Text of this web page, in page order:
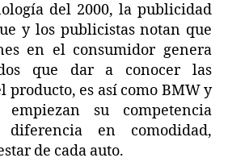
del 2000, la publicidad
y los publicistas notan que
en el consumidor genera
que dar a conocer las
producto, es así como BMW y
empiezan su competencia
en comodidad,
de cada auto.